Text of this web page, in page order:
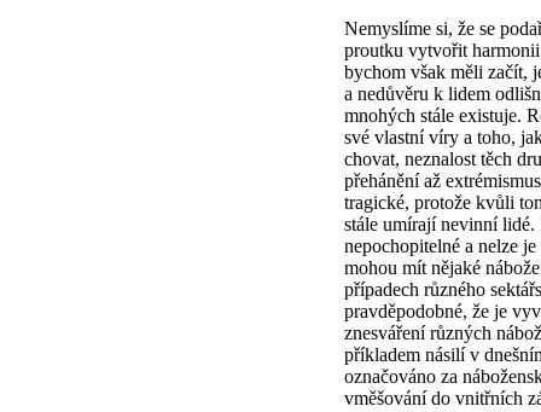
Nemyslíme si, že se
proutku vytvořit
bychom však měli začít,
a nedůvěru k lidem
mnohých stále existuje.
své vlastní víry a toho,
chovat, neznalost těch
přehánění až
tragické, protože kvůli
stále umírají nevinní lidé.
nepochopitelné a nelze
mohou mít nějaké
případech různého
pravděpodobné, že je
znesváření různých
příkladem násilí v
označováno za
vměšování do vnitřních